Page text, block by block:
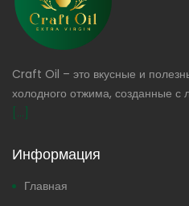
Craft Oil – это вкусные и
холодного отжима, созданные с
[...]
Информация
Главная